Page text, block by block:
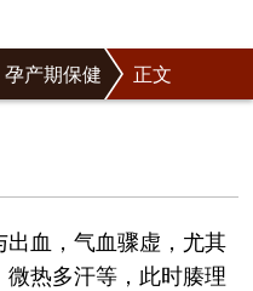
孕产期保健 正文
血，气血骤虚，尤其
热多汗等，此时腠理